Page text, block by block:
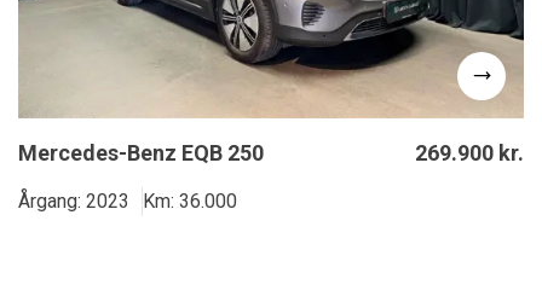
Mercedes-Benz EQB 250 269.900 kr.
Årgang: 2023 Km: 36.000